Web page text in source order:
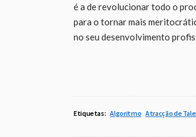
é a de revolucionar todo o
para o tornar mais
no seu desenvolvimento
Etiquetas: Algoritmo Atracção de